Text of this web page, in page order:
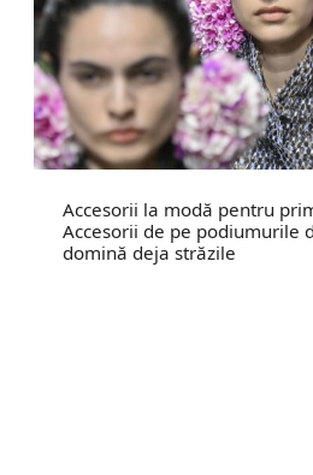
Accesorii la modă pentru
Accesorii de pe podiumurile
domină deja străzile